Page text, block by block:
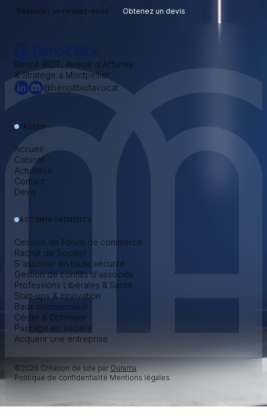
Réservez un rendez-vous Obtenez un devis
Benoît BIOT, Avocat d'Affaires
& Stratège à Montpellier
@benoitbiotavocat
PAGES
Accueil
Cabinet
Actualités
Contact
Devis
ACCOMPAGNEMENTS
Cession de Fonds de commerce
Rachat de Société
S'associer en toute sécurité
Gestion de conflits d'associés
Professions Libérales & Santé
Start-ups & Innovation
Baux commerciaux
Céder & Optimiser
Passage en société
Acquérir une entreprise
©2026 Création de site par Ourama
Politique de confidentialité·Mentions légales